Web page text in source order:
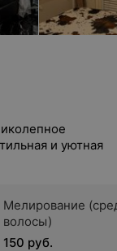
и уютная
Мелирование
волосы)
150 руб.